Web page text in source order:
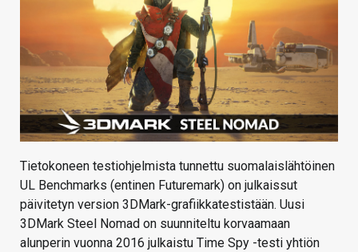
VAIHDA TEEMA
HAKU
Tietokoneen testiohjelmista tunnettu suomalaislähtöinen
UL Benchmarks (entinen Futuremark) on julkaissut
päivitetyn version 3DMark-grafiikkatestistään. Uusi
3DMark Steel Nomad on suunniteltu korvaamaan
alunperin vuonna 2016 julkaistu Time Spy -testi yhtiön